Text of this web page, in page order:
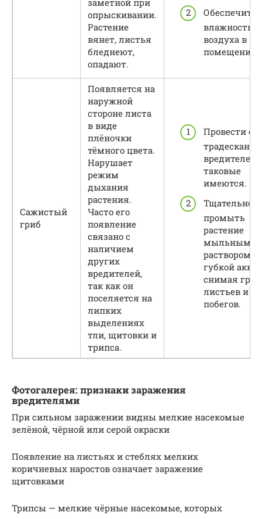
опрыскивании.
Растение
вянет, листья
бледнеют,
опадают.
Обеспечить
влажность
воздуха в
помещении.
Сажистый
гриб
Появляется на
наружной
стороне листа
в виде
плёночки
тёмного цвета.
Нарушает
режим
дыхания
растения.
Часто его
появление
связано с
наличием
других
вредителей,
так как он
поселяется на
липких
выделениях
тли, щитовки и
трипса.
Провести
вредителей,
таковые
имеются.
Тщательно
промыть
растение
мыльным
раствором,
губкой
снимая
листьев и
побегов.
Фотогалерея: признаки заражения
вредителями
При сильном заражении видны мелкие насекомые
зелёной, чёрной или серой окраски
Появление на листьях и стеблях мелких
коричневых наростов означает заражение
щитовками
Трипсы — мелкие чёрные насекомые, которых